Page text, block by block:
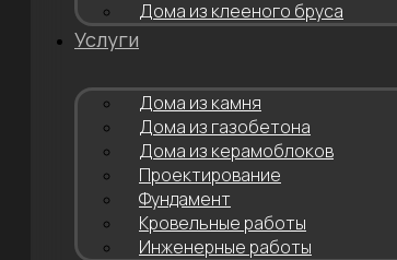
Дома из клееного бруса
Услуги
Дома из камня
Дома из газобетона
Дома из керамоблоков
Проектирование
Фундамент
Кровельные работы
Инженерные работы